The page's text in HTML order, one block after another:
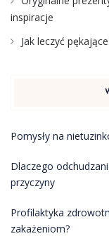
inspiracje
Jak leczyć
Pomysły na
Dlaczego
przyczyny
Profilaktyka
zakażeniom?